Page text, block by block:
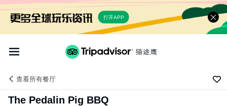
打开APP
查看所有餐厅
The Pedalin Pig BBQ